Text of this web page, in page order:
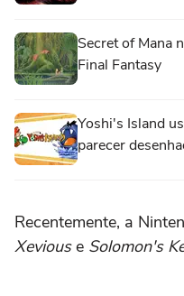
Secret of Mana
Final Fantasy
Yoshi's Island
parecer
Recentemente, a
Xeviouse Solomon's